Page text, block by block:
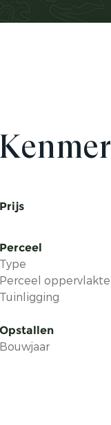
Prijs
Perceel
Type
Perceel oppervlakte
Tuinligging
Opstallen
Bouwjaar